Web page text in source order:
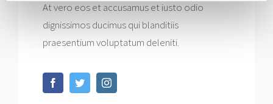
At vero eos et accusamus et iusto odio
dignissimos ducimus qui blanditiis
praesentium voluptatum deleniti.